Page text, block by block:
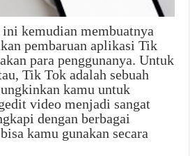
kemudian membuatnya
pembaruan aplikasi Tik
para penggunanya. Untuk
Tik Tok adalah sebuah
kamu untuk
video menjadi sangat
dengan berbagai
kamu gunakan secara